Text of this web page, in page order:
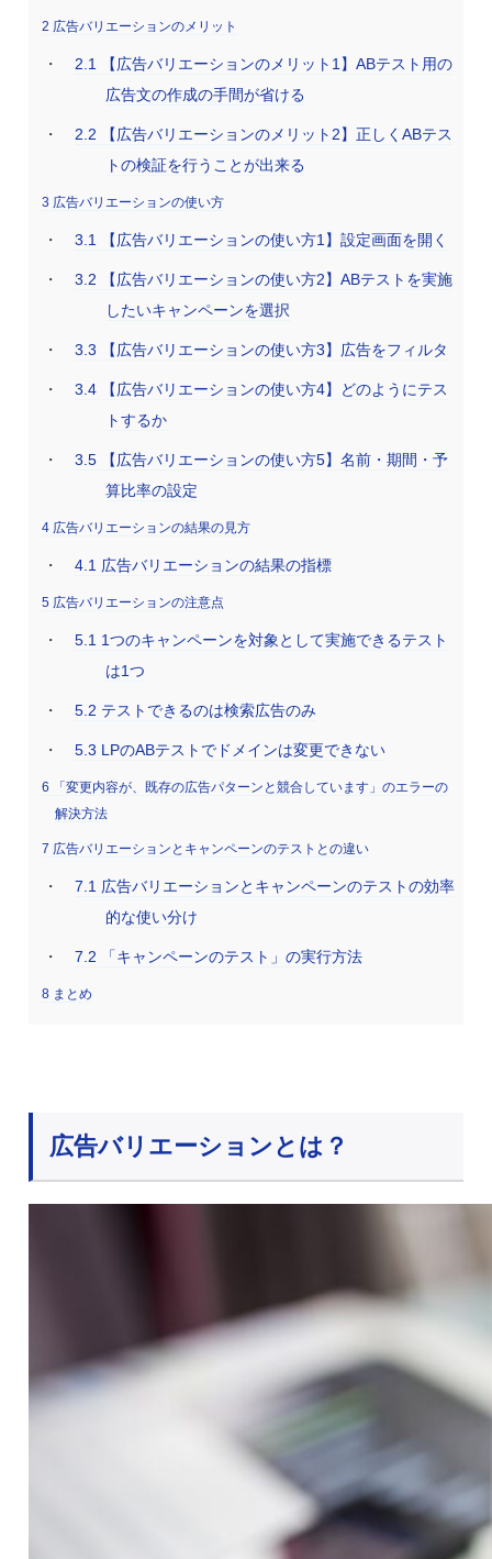
2 広告バリエーションのメリット
2.1
【広告バリエーションのメリット1】ABテスト用の
広告文の作成の手間が省ける
2.2 【広告バリエーションのメリット2】正しくABテス
トの検証を行うことが出来る
3 広告バリエーションの使い方
3.1 【広告バリエーションの使い方1】設定画面を開く
3.2 【広告バリエーションの使い方2】ABテストを実施
したいキャンペーンを選択
3.3 【広告バリエーションの使い方3】広告をフィルタ
3.4【広告バリエーションの使い方4】どのようにテス
トするか
3.5【広告バリエーションの使い方5】名前・期間・予
算比率の設定
4広告バリエーションの結果の見方
4.1 広告バリエーションの結果の指標
5広告バリエーションの注意点
5.1 1つのキャンペーンを対象として実施できるテスト
は1つ
5.2 テストできるのは検索広告のみ
5.3 LPのABテストでドメインは変更できない
6 「変更内容が、既存の広告パターンと競合しています」のエラーの
解決方法
7 広告バリエーションとキャンペーンのテストとの違い
7.1 広告バリエーションとキャンペーンのテストの効率
的な使い分け
7.2 「キャンペーンのテスト」の実行方法
8まとめ
広告バリエーションとは？